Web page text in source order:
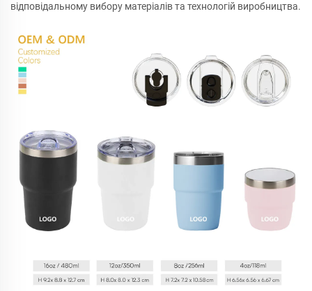
відповідальному вибору матеріалів та технологій виробництва.